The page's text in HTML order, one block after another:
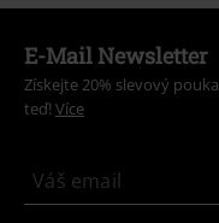
E-Mail Newsletter
Získejte 20% slevový
teď! Více